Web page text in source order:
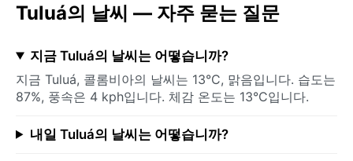
Tuluá의 날씨 — 자주 묻는 질문
지금 Tuluá의 날씨는 어떻습니까?
지금 Tuluá, 콜롬비아의 날씨는 13°C, 맑음입니다. 습도는
87%, 풍속은 4 kph입니다. 체감 온도는 13°C입니다.
내일 Tuluá의 날씨는 어떻습니까?